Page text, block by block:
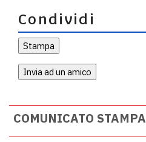
Condividi
COMUNICATO STAMPA